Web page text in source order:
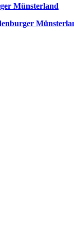
Münsterland